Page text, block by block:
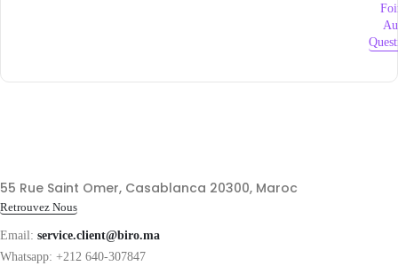
55 Rue Saint Omer, Casablanca 20300, Maroc
Retrouvez Nous
Email: service.client@biro.ma
Whatsapp: +212 640-307847